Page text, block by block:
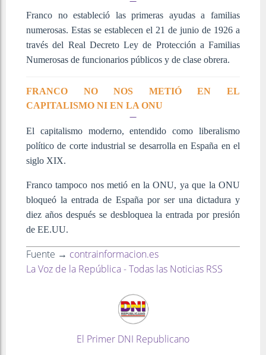
Franco no estableció las primeras ayudas a familias
numerosas. Estas se establecen el 21 de junio de 1926 a
través del Real Decreto Ley de Protección a Familias
Numerosas de funcionarios públicos y de clase obrera.
FRANCO NO NOS METIÓ EN EL
CAPITALISMO NI EN LA ONU
El capitalismo moderno, entendido como liberalismo
político de corte industrial se desarrolla en España en el
siglo XIX.
Franco tampoco nos metió en la ONU, ya que la ONU
bloqueó la entrada de España por ser una dictadura y
diez años después se desbloquea la entrada por presión
de EE.UU.
Fuente → contrainformacion.es
La Voz de la República - Todas las Noticias RSS
El Primer DNI Republicano